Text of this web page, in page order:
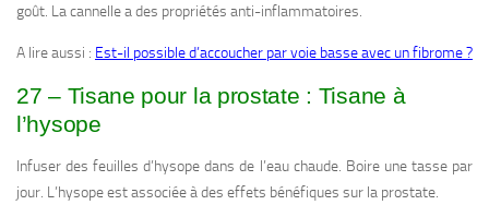
goût. La cannelle a des propriétés anti-inflammatoires.
A lire aussi : Est-il possible d’accoucher par voie basse avec un fibrome ?
27 – Tisane pour la prostate : Tisane à
l’hysope
Infuser des feuilles d’hysope dans de l’eau chaude. Boire une tasse par
jour. L’hysope est associée à des effets bénéfiques sur la prostate.